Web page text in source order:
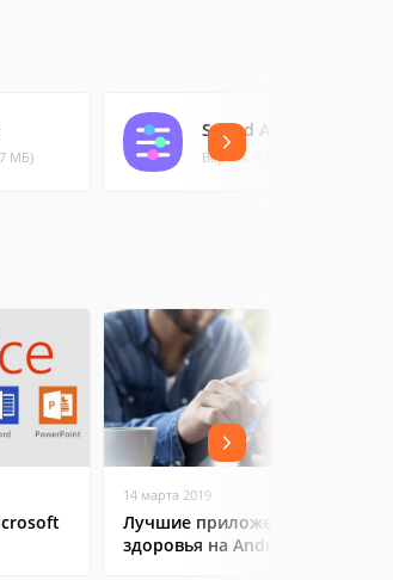
МБ)
Sound Assistant
Версия: 6.1.00.9 (25.55 МБ)
14 марта 2019
Лучшие приложения для
здоровья на Android